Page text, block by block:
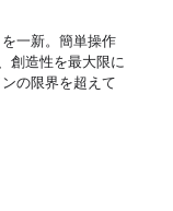
一新。簡単操作
創造性を最大限に
の限界を超えて